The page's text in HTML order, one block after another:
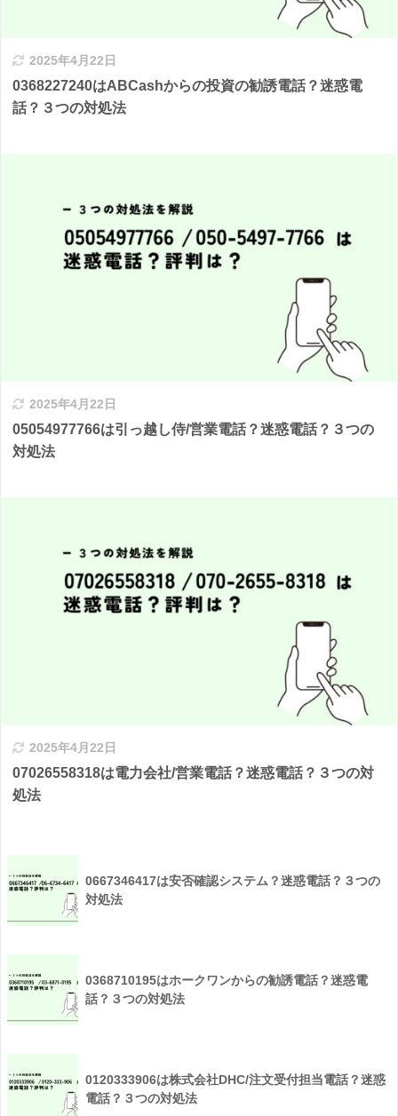
2025年4月22日
0368227240はABCashからの投資の勧誘電話？迷惑電
話？３つの対処法
2025年4月22日
05054977766は引っ越し侍/営業電話？迷惑電話？３つの
対処法
2025年4月22日
07026558318は電力会社/営業電話？迷惑電話？３つの対
処法
0667346417は安否確認システム？迷惑電話？３つの
対処法
0368710195はホークワンからの勧誘電話？迷惑電
話？３つの対処法
0120333906は株式会社DHC/注文受付担当電話？迷惑
電話？３つの対処法